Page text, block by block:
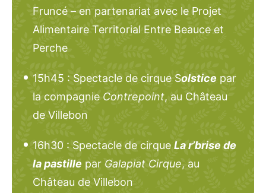
Fruncé – en partenariat avec le Projet
Alimentaire Territorial Entre Beauce et
Perche
15h45 : Spectacle de cirque Solstice par
la compagnie Contrepoint, au Château
de Villebon
16h30 : Spectacle de cirque La r’brise de
la pastille par Galapiat Cirque, au
Château de Villebon